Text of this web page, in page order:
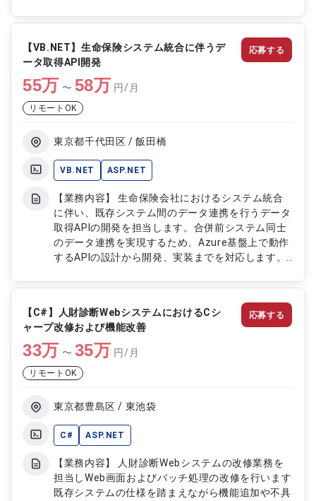
向上に貢献していただきます。SQLServerを活用し
たデータベース管理および最適化対応にも携わって
いただきます。 【作業内容】 ・既存パッケージシ
ステムのカスタマイズ開発 ・基本設計および詳細
設計対応 ・ASP.NETおよびC#.NETを用いたプログ
ラム実装 ・単体テストの計画および実施 ・
SQLServerを用いたデータベース管理および最適化
【VB.NET】生命保険システム統合に伴うデ
ータ取得API開発
55万 〜 58万 円/月
リモートOK
東京都千代田区 / 飯田橋
VB.NET ASP.NET
【業務内容】 生命保険会社におけるシステム統合
に伴い、既存システム間のデータ連携を行うデータ
取得APIの開発を担当します。合併前システム同士
のデータ連携を実現するため、Azure基盤上で動作
するAPIの設計から開発、実装までを対応します。
応 ・データ取得APIの設計および実装 ・VB.NETを
用いたAPI開発および機能実装 ・Azure環境上での
動作確認および検証 ・テスト対応および不具合修
正
応募する
【C#】人財診断WebシステムにおけるCシ
ャープ改修および機能改善
33万 〜 35万 円/月
リモートOK
東京都豊島区 / 東池袋
C# ASP.NET
【業務内容】 人財診断Webシステムの改修業務を
担当しWeb画面およびバッチ処理の改修を行います
既存システムの仕様を踏まえながら機能追加や不具
応募する